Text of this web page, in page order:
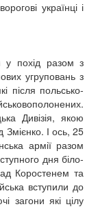
українці і
у похід разом з
угруповань з
після польсько-
Дивізія, якою
І ось, 25
армії разом
дня біло-
Коростенем та
вступили до
загони які цілу